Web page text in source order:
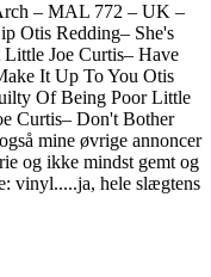
– MAL 772 – UK –
Otis Redding– She's
Joe Curtis– Have
It Up To You Otis
Of Being Poor Little
Curtis– Don't Bother
mine øvrige annoncer
og ikke mindst gemt og
vinyl.....ja, hele slægtens